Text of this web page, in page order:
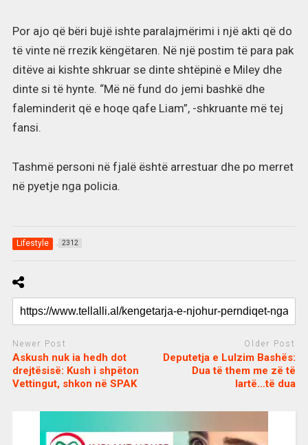
Por ajo që bëri bujë ishte paralajmërimi i një akti që do
të vinte në rrezik këngëtaren. Në një postim të para pak
ditëve ai kishte shkruar se dinte shtëpinë e Miley dhe
dinte si të hynte. “Më në fund do jemi bashkë dhe
faleminderit që e hoqe qafe Liam”, -shkruante më tej
fansi.
Tashmë personi në fjalë është arrestuar dhe po merret
në pyetje nga policia.
Lifestyle 2312
Newer Post
Askush nuk ia hedh dot
drejtësisë: Kush i shpëton
Vettingut, shkon në SPAK
Older Post
Deputetja e Lulzim Bashës:
Dua të them me zë të
lartë…të dua